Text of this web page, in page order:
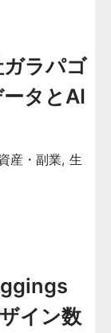
ガラパゴ
タとAI
産・副業, 生
イン数